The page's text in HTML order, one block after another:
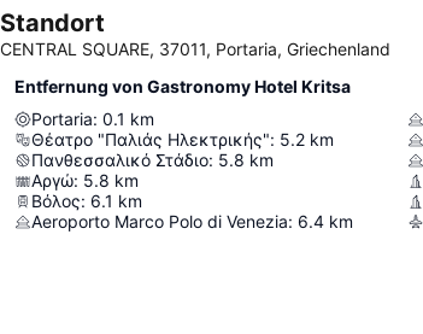
Standort
CENTRAL SQUARE, 37011, Portaria, Griechenland
Entfernung von Gastronomy Hotel Kritsa
Portaria: 0.1 km
Θέατρο "Παλιάς Ηλεκτρικής": 5.2 km
Πανθεσσαλικό Στάδιο: 5.8 km
Αργώ: 5.8 km
Βόλος: 6.1 km
Aeroporto Marco Polo di Venezia: 6.4 km